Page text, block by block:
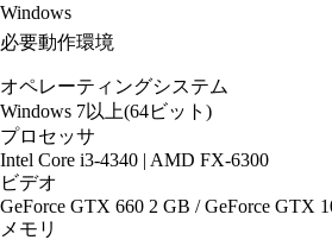
Windows
必要動作環境
オペレーティングシステム
Windows 7以上(64ビット)
プロセッサ
Intel Core i3-4340 | AMD FX-6300
ビデオ
GeForce GTX 660 2 GB / GeForce GTX
メモリ